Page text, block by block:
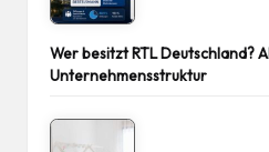
Wer besitzt RTL Deutschland?
Unternehmensstruktur